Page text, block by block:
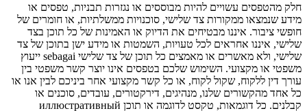
חלק מהטפסים עשויים להיות מבוססים או נגזרות תבניות, טפסים או
מידע שנמצאו ממקורות צד שלישי, סוכנויות ממשלתיות, או חומרים של
חופשי ציבור. איננו מבטיחים את הדיוק או האמינות של כל תוכן בצד
שלישי, איננו אחראים לכל טעויות, השמטות או מידע ישן בתוכן של צד
שלישי, ולא מאשרים או מאמצים כל תוכן של צד שלישי sebagai ייעוץ
משפטי או מקצועי. השימוש שלכם בטפסים אינו יוצר קשר משפטי בין
עורך דין ללקוח, שקול לקוח, או כל קשר מקצועי אחר ביניכם לבין אנו או
כל אחד מהקשורים שלנו, מנהיגים, דירקטורים, עובדים, סוכנים או
קבלנים. כל דוגמאות, טקסט לדוגמה או תוכן иллюстративный